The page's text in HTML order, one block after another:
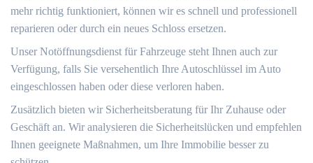
mehr richtig funktioniert, können wir es schnell und professionell
reparieren oder durch ein neues Schloss ersetzen.​
Unser Notöffnungsdienst für Fahrzeuge steht Ihnen auch zur
Verfügung, falls Sie versehentlich Ihre Autoschlüssel im Auto
eingeschlossen haben oder diese verloren haben.​
Zusätzlich bieten wir Sicherheitsberatung für Ihr Zuhause oder
Geschäft an.​ Wir analysieren die Sicherheitslücken und empfehlen
Ihnen geeignete Maßnahmen, um Ihre Immobilie besser zu